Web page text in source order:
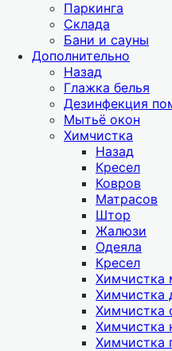
Паркинга
Склада
Бани и сауны
Дополнительно
Назад
Глажка белья
Дезинфекция
Мытьё окон
Химчистка
Назад
Кресел
Ковров
Матрасов
Штор
Жалюзи
Одеяла
Кресел
Химчистка
Химчистка
Химчистка
Химчистка
Химчистка